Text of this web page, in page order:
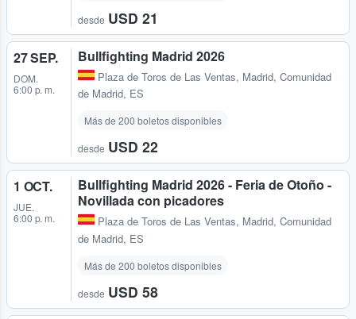
desde USD 21
27 SEP.
DOM.
6:00 p. m.
Bullfighting Madrid 2026
Plaza de Toros de Las Ventas, Madrid, Comunidad
de Madrid, ES
Más de 200 boletos disponibles
desde USD 22
1 OCT.
JUE.
6:00 p. m.
Bullfighting Madrid 2026 - Feria de Otoño -
Novillada con picadores
Plaza de Toros de Las Ventas, Madrid, Comunidad
de Madrid, ES
Más de 200 boletos disponibles
desde USD 58